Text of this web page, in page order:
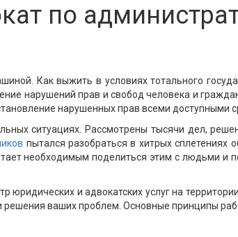
по
Как выжить в условиях тотального
нарушений прав и свобод человека и
нарушенных прав всеми доступными
ситуациях. Рассмотрены тысячи дел,
пытался разобраться в хитрых сплетениях
необходимым поделиться этим с людьми и
и адвокатских услуг на
ваших проблем. Основные принципы